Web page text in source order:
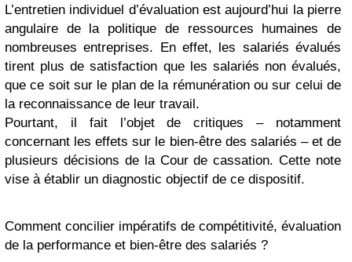
L’entretien individuel d’évaluation est aujourd’hui la pierre
angulaire de la politique de ressources humaines de
nombreuses entreprises. En effet, les salariés évalués
tirent plus de satisfaction que les salariés non évalués,
que ce soit sur le plan de la rémunération ou sur celui de
la reconnaissance de leur travail.
Pourtant, il fait l’objet de critiques – notamment
concernant les effets sur le bien-être des salariés – et de
plusieurs décisions de la Cour de cassation. Cette note
vise à établir un diagnostic objectif de ce dispositif.
Comment concilier impératifs de compétitivité, évaluation
de la performance et bien-être des salariés ?